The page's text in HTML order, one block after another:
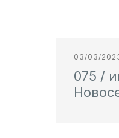
03/03/
075 /